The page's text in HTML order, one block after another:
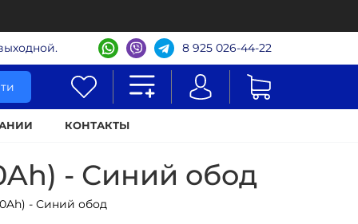
8 925 026-44-22
КОНТАКТЫ
- Синий обод
- Синий обод